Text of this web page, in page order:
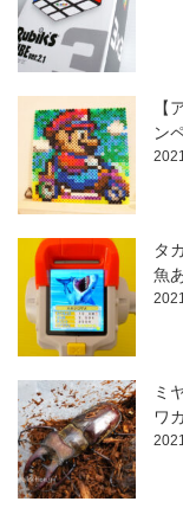
【
ン
タ
魚
ミ
ワ